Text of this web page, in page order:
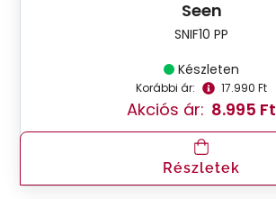
Seen
SNIF10 PP
Készleten
Korábbi ár: 17.990 Ft
Akciós ár: 8.995 Ft
Részletek